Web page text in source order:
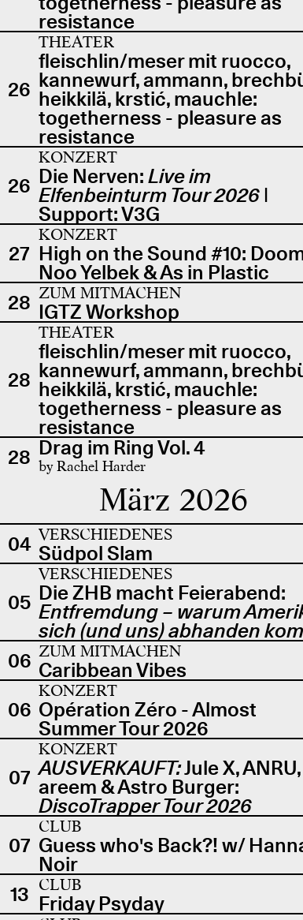
resistance
26
THEATER
fleischlin/meser mit ruocco,
kannewurf, ammann,
heikkilä, krstić, mauchle:
togetherness - pleasure as
resistance
26
KONZERT
Die Nerven:Live im
Elfenbeinturm Tour 2026 |
Support: V3G
27
KONZERT
High on the Sound #10:
Noo Yelbek & As in Plastic
28 ZUM MITMACHEN
IGTZ Workshop
28
THEATER
fleischlin/meser mit ruocco,
kannewurf, ammann,
heikkilä, krstić, mauchle:
togetherness - pleasure as
resistance
28 Drag im Ring Vol. 4
by Rachel Harder
März 2026
04 VERSCHIEDENES
Südpol Slam
05
VERSCHIEDENES
Die ZHB macht Feierabend:
Entfremdung – warum
sich (und uns) abhanden
06 ZUM MITMACHEN
Caribbean Vibes
06
KONZERT
Opération Zéro - Almost
Summer Tour 2026
07
KONZERT
AUSVERKAUFT:Jule X, ANRU,
areem & Astro Burger:
DiscoTrapper Tour 2026
07
CLUB
Guess who's Back?! w/
Noir
13 CLUB
Friday Psyday